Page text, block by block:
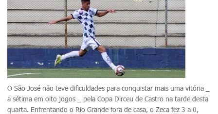
O São José não teve dificuldades para conquistar mais uma vitória _
a sétima em oito jogos _ pela Copa Dirceu de Castro na tarde desta
quarta. Enfrentando o Rio Grande fora de casa, o Zeca fez 3 a 0,